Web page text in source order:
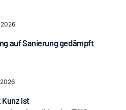
auf Sanierung gedämpft
ist